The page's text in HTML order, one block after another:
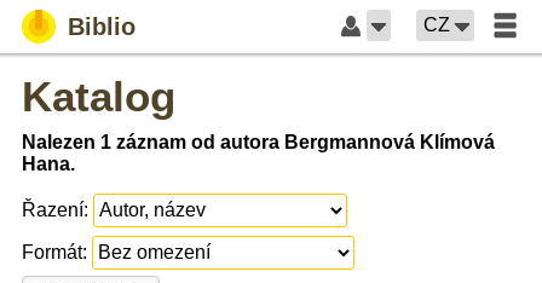
Biblio CZ
Katalog
Nalezen 1 záznam od autora Bergmannová Klímová
Hana.
Řazení:
Formát: